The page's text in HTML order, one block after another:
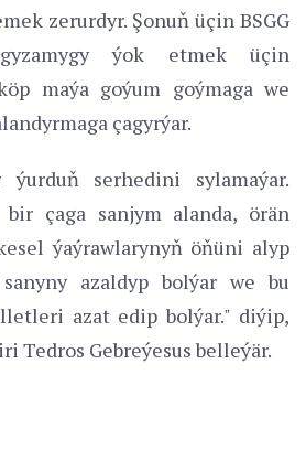
zerurdyr. Şonuň üçin BSGG
ýok etmek üçin
maýa goýum goýmaga we
çagyrýar.
serhedini sylamaýar.
çaga sanjym alanda, örän
ýaýrawlarynyň öňüni alyp
azaldyp bolýar we bu
azat edip bolýar." diýip,
Tedros Gebreýesus belleýär.